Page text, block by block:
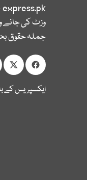
express.pk
وزٹ کی جانے
جملہ حقوق
ایکسپریس کے